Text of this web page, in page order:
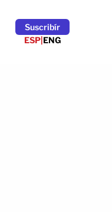
Suscribír
ESP|ENG